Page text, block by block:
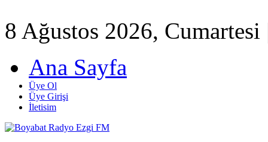
8 Ağustos 2026,
Ana Sayfa
Üye Ol
Üye Girişi
İletisim